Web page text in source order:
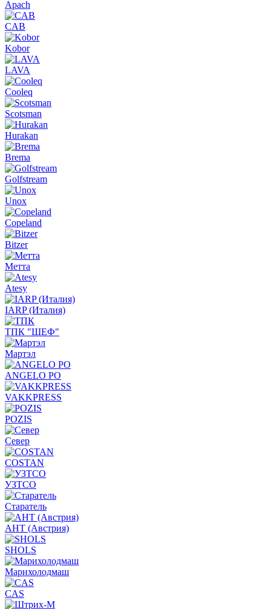
Apach
CAB
Kobor
LAVA
Cooleq
Scotsman
Hurakan
Brema
Golfstream
Unox
Copeland
Bitzer
Метта
Atesy
IARP (Италия)
ТПК "ШЕФ"
Мартэл
ANGELO PO
VAKKPRESS
POZIS
Север
COSTAN
УЗТСО
Старатель
АНТ (Австрия)
SHOLS
Марихолодмаш
CAS